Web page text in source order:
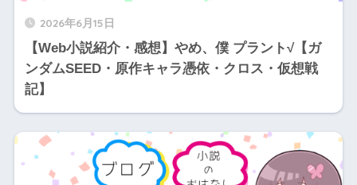
2026年6月15日
【Web小説紹介・感想】やめ、僕 プラント√【ガ
ンダムSEED・原作キャラ憑依・クロス・仮想戦
記】